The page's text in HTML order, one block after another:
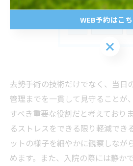
フィラリア ノミ
去勢手術の技術だけでなく、当日
管理までを一貫して見守ることが
すべき重要な役割だと考えており
るストレスをできる限り軽減でき
ットの様子を細やかに観察しなが
めます。また、入院の際には静か
WEB予約はこち
WEB予約はこ